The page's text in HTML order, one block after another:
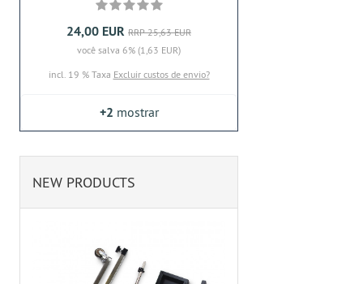
24,00 EUR RRP 25,63 EUR
você salva 6% (1,63 EUR)
incl. 19 % Taxa Excluir custos de envio?
+2 mostrar
NEW PRODUCTS